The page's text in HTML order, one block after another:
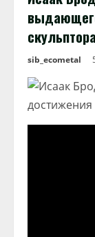
sib_ecometal